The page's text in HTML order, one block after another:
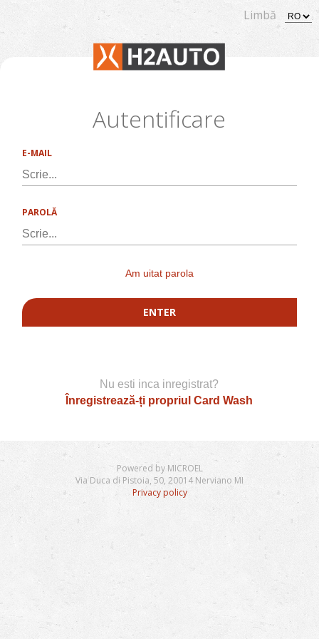
Autentificare
E-MAIL
PAROLĂ
Am uitat parola
ENTER
Nu esti inca inregistrat?
Înregistrează-ți propriul Card Wash
Limbă
Powered by MICROEL
Via Duca di Pistoia, 50, 20014 Nerviano MI
Privacy policy